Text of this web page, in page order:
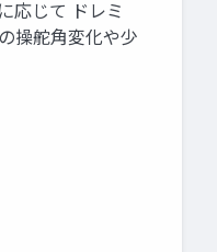
応じて ドレミ
操舵角変化や少